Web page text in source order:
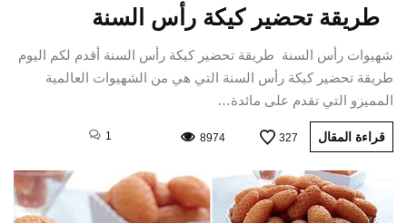
طريقة تحضير كيكة رأس السنة
شهيوات رأس السنة طريقة تحضير كيكة رأس السنة أقدم لكم اليوم
طريقة تحضير كيكة رأس السنة التي هي من الشهيوات العالمية
المميزو التي تقدم على مائدة…
قراءة المقال 327
8974
1